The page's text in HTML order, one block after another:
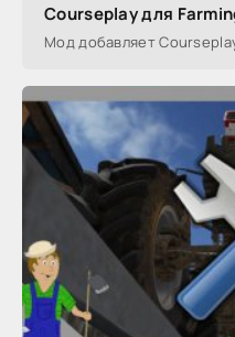
Courseplay для
Мод добавляет